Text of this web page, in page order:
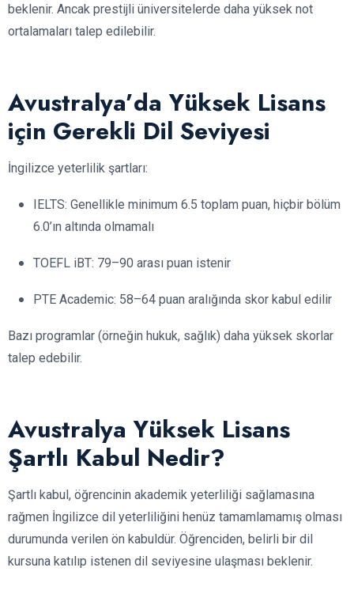
beklenir. Ancak prestijli üniversitelerde daha yüksek not
ortalamaları talep edilebilir.
Avustralya’da Yüksek Lisans
için Gerekli Dil Seviyesi
İngilizce yeterlilik şartları:
IELTS: Genellikle minimum 6.5 toplam puan, hiçbir bölüm
6.0’ın altında olmamalı
TOEFL iBT: 79–90 arası puan istenir
PTE Academic: 58–64 puan aralığında skor kabul edilir
Bazı programlar (örneğin hukuk, sağlık) daha yüksek skorlar
talep edebilir.
Avustralya Yüksek Lisans
Şartlı Kabul Nedir?
Şartlı kabul, öğrencinin akademik yeterliliği sağlamasına
rağmen İngilizce dil yeterliliğini henüz tamamlamamış olması
durumunda verilen ön kabuldür. Öğrenciden, belirli bir dil
kursuna katılıp istenen dil seviyesine ulaşması beklenir.